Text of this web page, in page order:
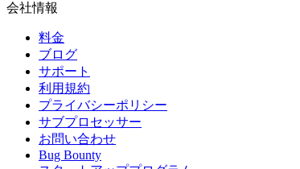
会社情報
料金
ブログ
サポート
利用規約
プライバシーポリシー
サブプロセッサー
お問い合わせ
Bug Bounty